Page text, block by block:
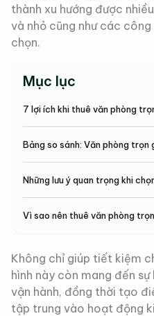
thành xu hướng được
và nhỏ cũng như các
chọn.
Mục lục
7 lợi ích khi thuê văn phòng
Bảng so sánh: Văn phòng
Những lưu ý quan trọng khi
Vì sao nên thuê văn phòng
Không chỉ giúp tiết kiệm
hình này còn mang đến
vận hành, đồng thời tạo
tập trung vào hoạt động